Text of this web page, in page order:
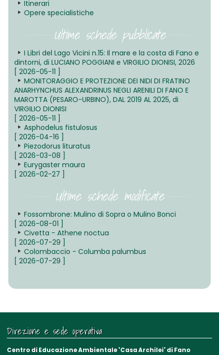
Itinerari
Opere specialistiche
Ultime schede pubblicate
I Libri del Lago Vicini n.15: Il mare e la costa di Fano e
dintorni, di LUCIANO POGGIANI e VIRGILIO DIONISI, 2026
[ 2026-05-11 ]
MONITORAGGIO E PROTEZIONE DEI NIDI DI FRATINO
ANARHYNCHUS ALEXANDRINUS NEGLI ARENILI DI FANO E
MAROTTA (PESARO-URBINO), DAL 2019 AL 2025, di
VIRGILIO DIONISI
[ 2026-05-11 ]
Asphodelus fistulosus
[ 2026-04-16 ]
Piezodorus lituratus
[ 2026-03-08 ]
Eurygaster maura
[ 2026-02-27 ]
Ultime schede modificate
Fossombrone: Mulino di Sopra o Mulino Bonci
[ 2026-08-01 ]
Civetta - Athene noctua
[ 2026-07-29 ]
Colombaccio - Columba palumbus
[ 2026-07-29 ]
Direzione e sede operativa
Centro di Educazione Ambientale 'Casa Archilei' di Fano